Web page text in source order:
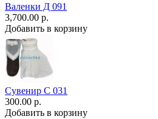
Валенки Д 091
3,700.00 р.
Добавить в корзину
Сувенир С 031
300.00 р.
Добавить в корзину